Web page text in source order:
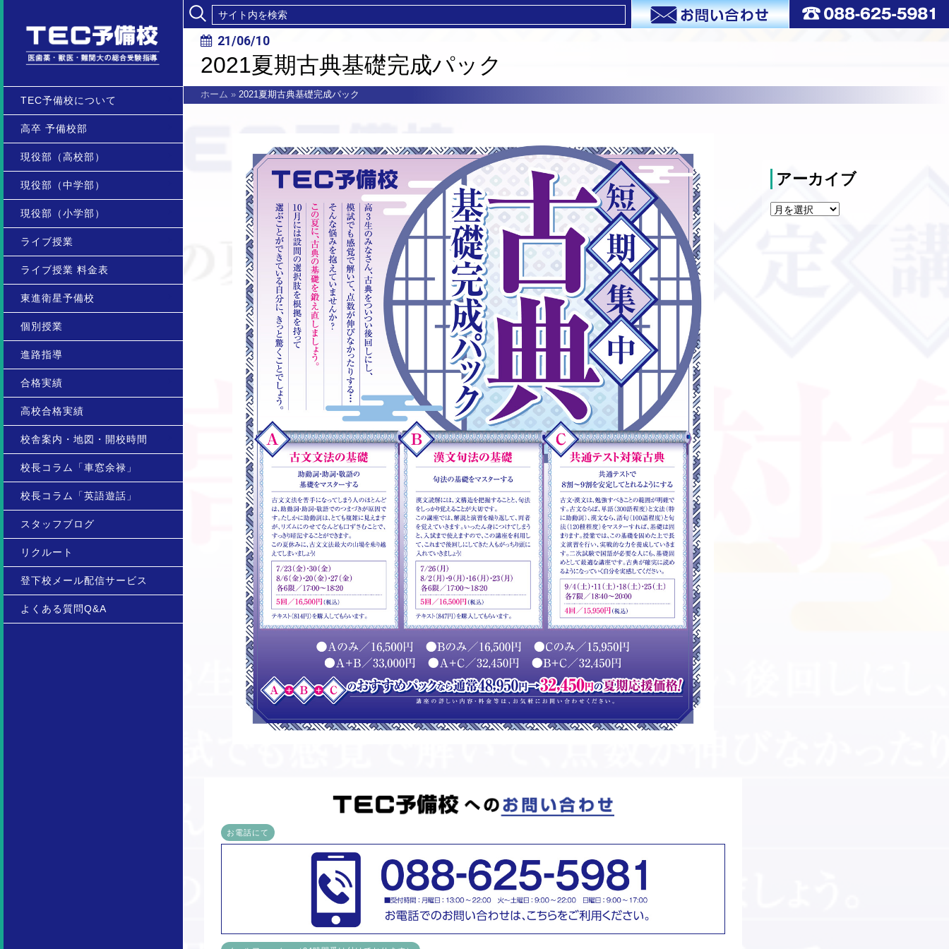
TEC予備校について
高卒 予備校部
現役部（高校部）
現役部（中学部）
現役部（小学部）
ライブ授業
ライブ授業 料金表
東進衛星予備校
個別授業
進路指導
合格実績
高校合格実績
校舎案内・地図・開校時間
校長コラム「車窓余禄」
校長コラム「英語遊話」
スタッフブログ
リクルート
登下校メール配信サービス
よくある質問Q&A
21/06/10
2021夏期古典基礎完成パック
ホーム » 2021夏期古典基礎完成パック
アーカイブ
ア
お電話にて